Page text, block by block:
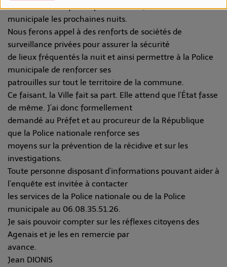
maximale ainsi qu’une présence renforcée de la Police
municipale les prochaines nuits.
Nous ferons appel à des renforts de sociétés de
surveillance privées pour assurer la sécurité
de lieux fréquentés la nuit et ainsi permettre à la Police
municipale de renforcer ses
patrouilles sur tout le territoire de la commune.
Ce faisant, la Ville fait sa part. Elle attend que l’État fasse
de même. J’ai donc formellement
demandé au Préfet et au procureur de la République
que la Police nationale renforce ses
moyens sur la prévention de la récidive et sur les
investigations.
Toute personne disposant d’informations pouvant aider à
l’enquête est invitée à contacter
les services de la Police nationale ou de la Police
municipale au 06.08.35.51.26.
Je sais pouvoir compter sur les réflexes citoyens des
Agenais et je les en remercie par
avance.
Jean DIONIS